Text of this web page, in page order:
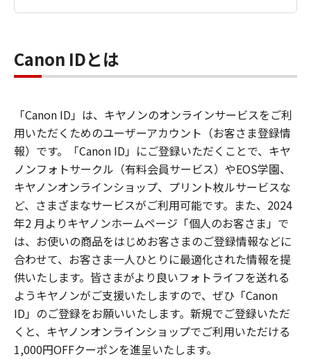
Canon IDとは
「Canon ID」は、キヤノンのオンラインサービスをご利
用いただくためのユーザーアカウント（お客さま登録情
報）です。「Canon ID」にご登録いただくことで、キヤ
ノンフォトサークル（有料会員サービス）やEOS学園、
キヤノンオンラインショップ、プリント枚ルサービスな
ど、さまざまなサービスがご利用可能です。また、2024
年2 月よりキヤノンホームページ「個人のお客さま」で
は、お使いの商品をはじめお客さまのご登録情報などに
合わせて、お客さま一人ひとりに最適化された情報を提
供いたします。皆さまがより良いフォトライフを送れる
ようキヤノンがご支援いたしますので、ぜひ「Canon
ID」のご登録をお願いいたします。新規でご登録いただ
くと、キヤノンオンラインショップでご利用いただける
1,000円OFFクーポンを進呈いたします。